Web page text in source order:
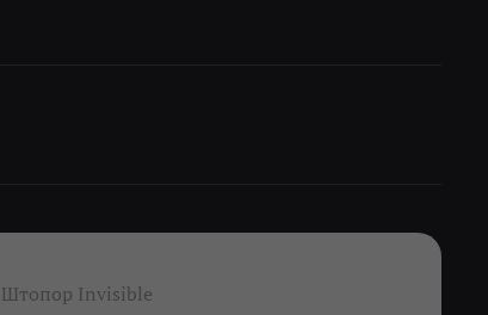
Штопор Invisible